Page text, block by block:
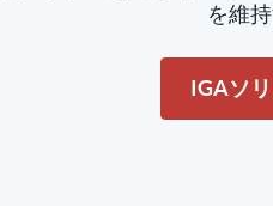
を維
IGAソ